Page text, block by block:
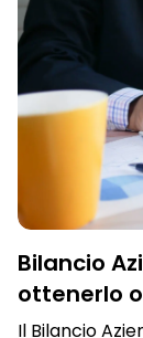
Whuis per lo
Bilancio
ottenerlo
Il Bilancio